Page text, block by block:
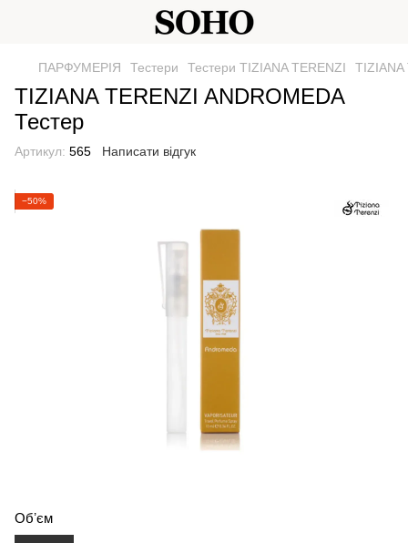
ПАРФУМЕРІЯ Тестери Тестери TIZIANA TERENZI TIZIANA
TIZIANA TERENZI ANDROMEDA
Тестер
Артикул: 565 Написати відгук
−50%
Обʼєм